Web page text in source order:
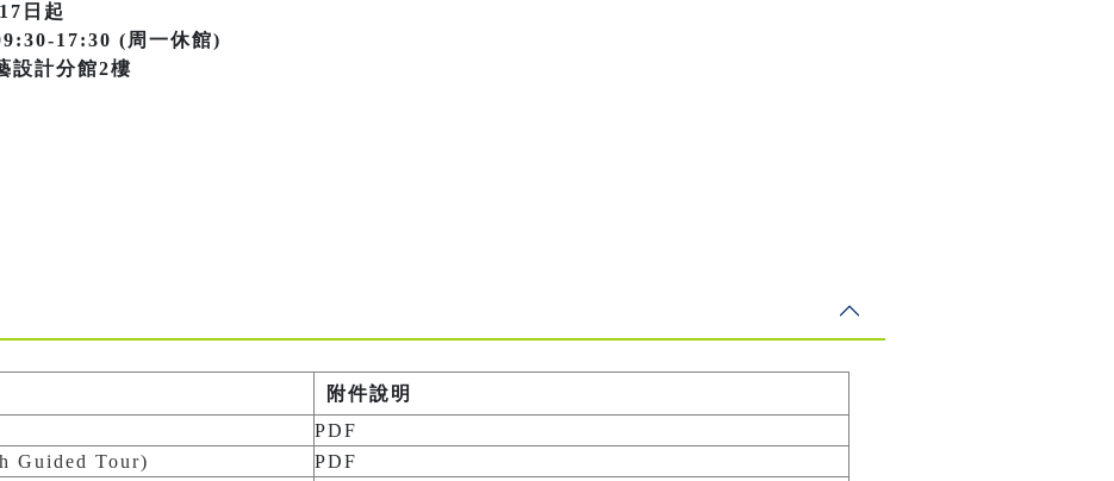
日起
17:30 (周一休館)
設計分館2樓
附件說明
PDF
Guided Tour)
PDF